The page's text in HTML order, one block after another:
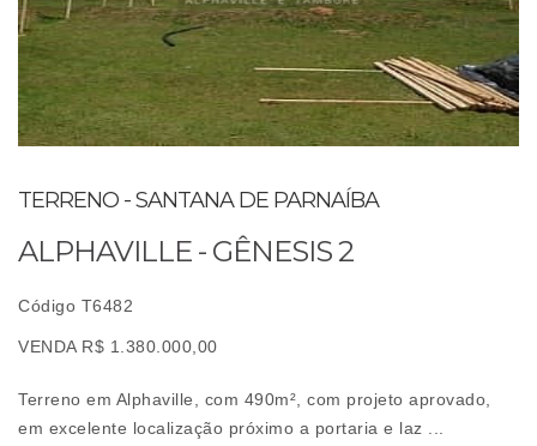
TERRENO - SANTANA DE PARNAÍBA
ALPHAVILLE - GÊNESIS 2
Código T6482
VENDA R$ 1.380.000,00
Terreno em Alphaville, com 490m², com projeto aprovado,
em excelente localização próximo a portaria e laz ...